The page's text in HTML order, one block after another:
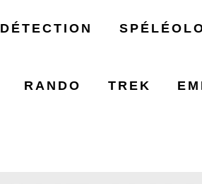
DÉTECTION
RANDO TREK